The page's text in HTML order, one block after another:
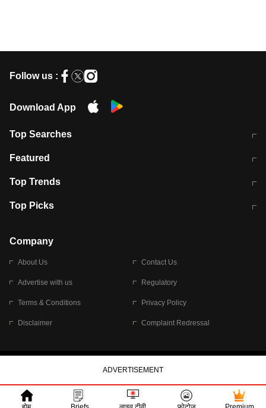
Follow us :
Download App
Top Searches
भरत तिवारी कथित एनकाउंटर मामले में बड़ी
Featured
स्पेन में प्रवासियों का सैलाब! मोरक्को से
Top Trends
RBI का नया नियम: अब बैंकों को अपनी सभी
Top Picks
बारिश की चेतावनी
Company
About Us Contact Us
Advertise with us Regulatory
Terms & Conditions Privacy Policy
Disclaimer Complaint Redressal